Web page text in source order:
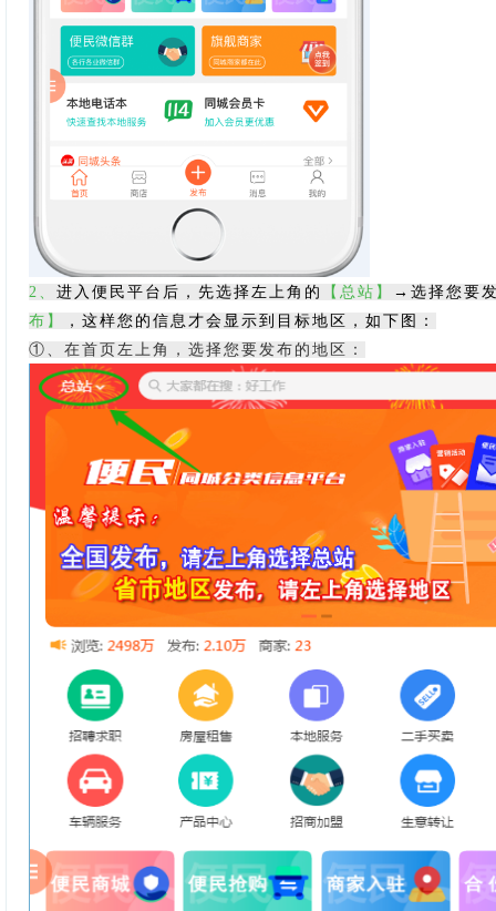
2 、 进入便民平台后，先选择左上角的 【总站】
→选择您要
布】
，这样您的信息才会显示到目标地区，如下图：
①、在首页左上角，选择您要发布的地区：